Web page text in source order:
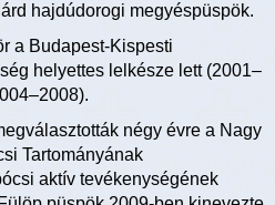
hajdúdorogi megyéspüspök.
a Budapest-Kispesti
helyettes lelkésze lett (2001–
négy évre a Nagy
Tartományának
aktív tevékenységének